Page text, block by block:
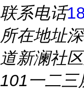
联系电话
所在地址
道新澜社
101一二三